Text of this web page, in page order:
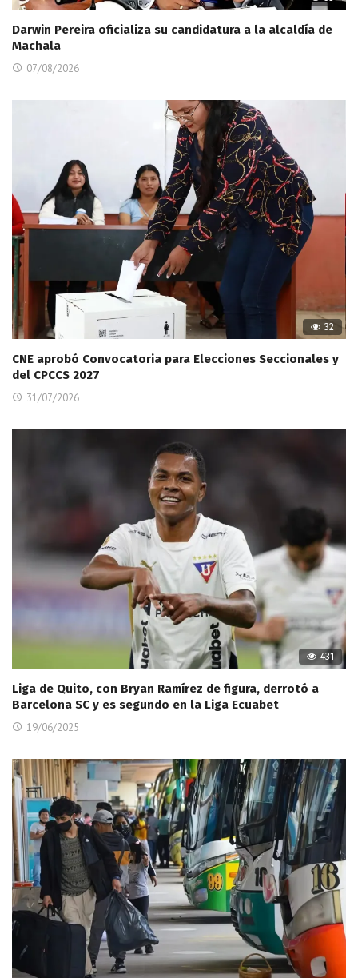
Darwin Pereira oficializa su candidatura a la alcaldía de
Machala
07/08/2026
32
CNE aprobó Convocatoria para Elecciones Seccionales y
del CPCCS 2027
31/07/2026
431
Liga de Quito, con Bryan Ramírez de figura, derrotó a
Barcelona SC y es segundo en la Liga Ecuabet
19/06/2025